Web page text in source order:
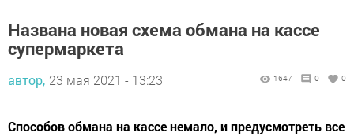
Названа новая схема обмана на кассе
супермаркета
автор, 23 мая 2021 - 13:23 1647 0 0
Способов обмана на кассе немало, и предусмотреть все